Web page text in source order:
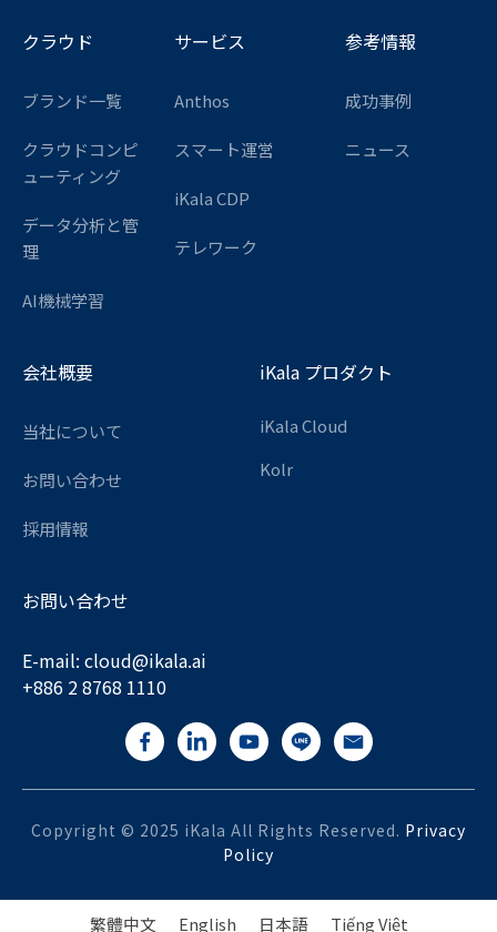
クラウド
ブランド一覧
クラウドコンピ
ューティング
データ分析と管
理
AI機械学習
サービス
Anthos
スマート運営
iKala CDP
テレワーク
参考情報
成功事例
ニュース
会社概要
当社について
お問い合わせ
採用情報
iKala プロダクト
iKala Cloud
Kolr
お問い合わせ
E-mail: cloud@ikala.ai
+886 2 8768 1110
Copyright © 2025 iKala All Rights Reserved. Privacy
Policy
繁體中文 English 日本語 Tiếng Việt